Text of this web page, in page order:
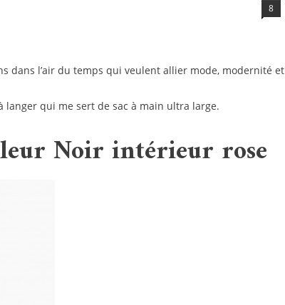
8
dans l’air du temps qui veulent allier mode, modernité et
langer qui me sert de sac à main ultra large.
Noir intérieur rose